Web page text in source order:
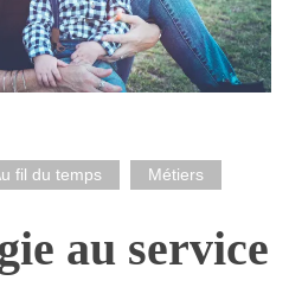
fil du temps Métiers
au service